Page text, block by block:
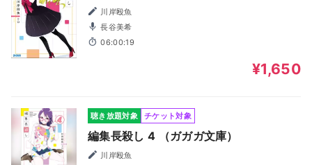
川岸殴魚
長谷美希
06:00:19
¥1,650
聴き放題対象 チケット対象
編集長殺し 4 （ガガガ文庫）
川岸殴魚